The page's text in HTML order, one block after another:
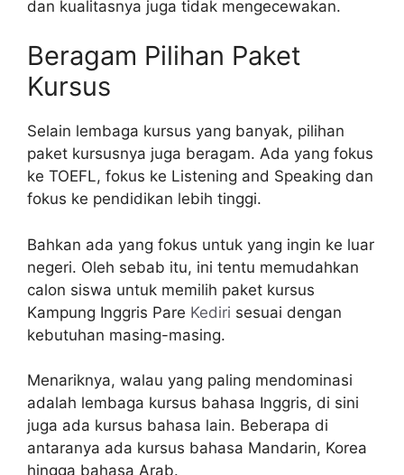
dan kualitasnya juga tidak mengecewakan.
Beragam Pilihan Paket
Kursus
Selain lembaga kursus yang banyak, pilihan
paket kursusnya juga beragam. Ada yang fokus
ke TOEFL, fokus ke Listening and Speaking dan
fokus ke pendidikan lebih tinggi.
Bahkan ada yang fokus untuk yang ingin ke luar
negeri. Oleh sebab itu, ini tentu memudahkan
calon siswa untuk memilih paket kursus
Kampung Inggris Pare Kediri sesuai dengan
kebutuhan masing-masing.
Menariknya, walau yang paling mendominasi
adalah lembaga kursus bahasa Inggris, di sini
juga ada kursus bahasa lain. Beberapa di
antaranya ada kursus bahasa Mandarin, Korea
hingga bahasa Arab.